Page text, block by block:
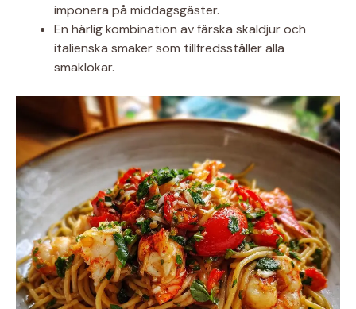
imponera på middagsgäster.
En härlig kombination av färska skaldjur och
italienska smaker som tillfredsställer alla
smaklökar.